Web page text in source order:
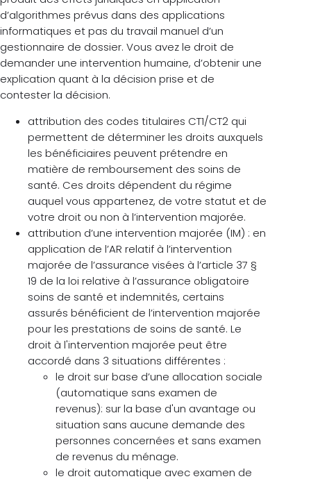
d’algorithmes prévus dans des applications
informatiques et pas du travail manuel d’un
gestionnaire de dossier. Vous avez le droit de
demander une intervention humaine, d’obtenir une
explication quant à la décision prise et de
contester la décision.
attribution des codes titulaires CT1/CT2 qui
permettent de déterminer les droits auxquels
les bénéficiaires peuvent prétendre en
matière de remboursement des soins de
santé. Ces droits dépendent du régime
auquel vous appartenez, de votre statut et de
votre droit ou non à l’intervention majorée.
attribution d’une intervention majorée (IM) : en
application de l’AR relatif à l’intervention
majorée de l’assurance visées à l’article 37 §
19 de la loi relative à l’assurance obligatoire
soins de santé et indemnités, certains
assurés bénéficient de l’intervention majorée
pour les prestations de soins de santé. Le
droit à l'intervention majorée peut être
accordé dans 3 situations différentes :
le droit sur base d’une allocation sociale
(automatique sans examen de
revenus): sur la base d'un avantage ou
situation sans aucune demande des
personnes concernées et sans examen
de revenus du ménage.
le droit automatique avec examen de